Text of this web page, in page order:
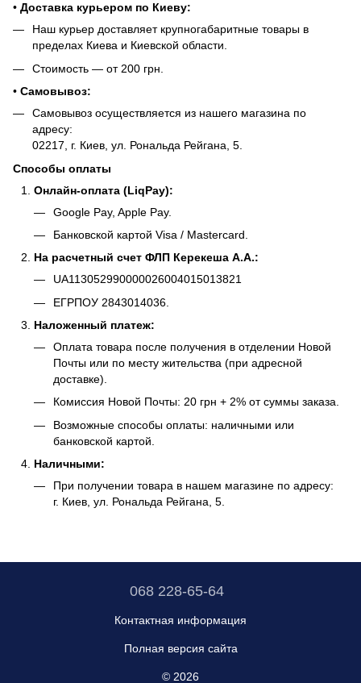
• Доставка курьером по Киеву:
Наш курьер доставляет крупногабаритные товары в
пределах Киева и Киевской области.
Стоимость — от 200 грн.
• Самовывоз:
Самовывоз осуществляется из нашего магазина по
адресу:
02217, г. Киев, ул. Рональда Рейгана, 5.
Способы оплаты
Онлайн-оплата (LiqPay):
Google Pay, Apple Pay.
Банковской картой Visa / Mastercard.
На расчетный счет ФЛП Керекеша А.А.:
UA113052990000026004015013821
ЕГРПОУ 2843014036.
Наложенный платеж:
Оплата товара после получения в отделении Новой
Почты или по месту жительства (при адресной
доставке).
Комиссия Новой Почты: 20 грн + 2% от суммы заказа.
Возможные способы оплаты: наличными или
банковской картой.
Наличными:
При получении товара в нашем магазине по адресу:
г. Киев, ул. Рональда Рейгана, 5.
068 228-65-64
Контактная информация
Полная версия сайта
© 2026